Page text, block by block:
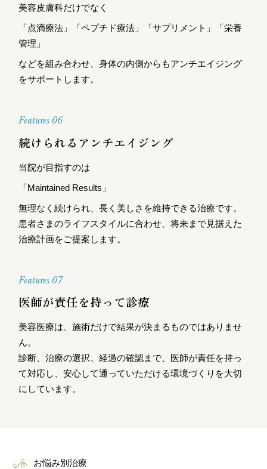
美容皮膚科だけでなく
「点滴療法」「ペプチド療法」「サプリメント」「栄養
管理」
などを組み合わせ、身体の内側からもアンチエイジング
をサポートします。
Features 06
続けられるアンチエイジング
当院が目指すのは
「Maintained Results」
無理なく続けられ、長く美しさを維持できる治療です。
患者さまのライフスタイルに合わせ、将来まで見据えた
治療計画をご提案します。
Features 07
医師が責任を持って診療
美容医療は、施術だけで結果が決まるものではありませ
ん。
診断、治療の選択、経過の確認まで、医師が責任を持っ
て対応し、安心して通っていただける環境づくりを大切
にしています。
お悩み別治療